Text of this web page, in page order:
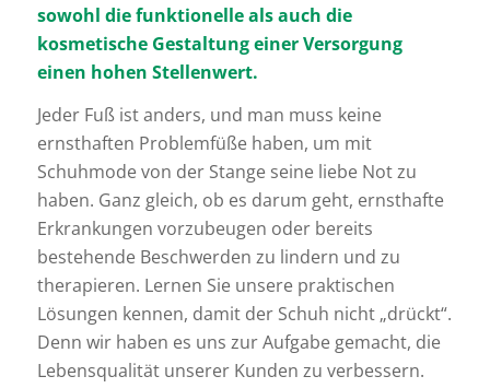
sowohl die funktionelle als auch die
kosmetische Gestaltung einer Versorgung
einen hohen Stellenwert.
Jeder Fuß ist anders, und man muss keine
ernsthaften Problemfüße haben, um mit
Schuhmode von der Stange seine liebe Not zu
haben. Ganz gleich, ob es darum geht, ernsthafte
Erkrankungen vorzubeugen oder bereits
bestehende Beschwerden zu lindern und zu
therapieren. Lernen Sie unsere praktischen
Lösungen kennen, damit der Schuh nicht „drückt“.
Denn wir haben es uns zur Aufgabe gemacht, die
Lebensqualität unserer Kunden zu verbessern.